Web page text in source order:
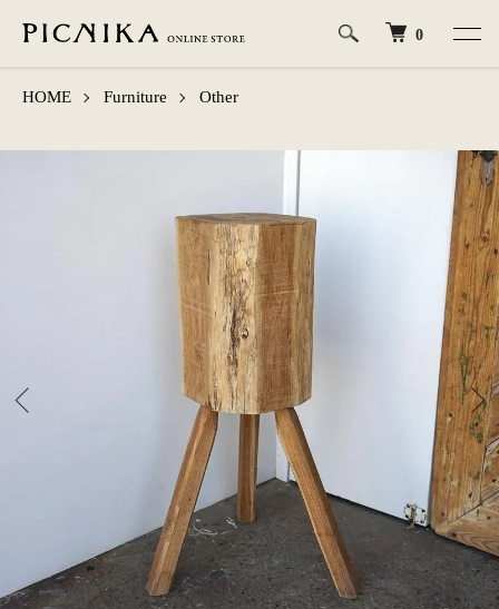
0
HOME Furniture Other